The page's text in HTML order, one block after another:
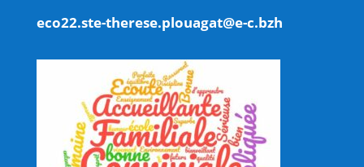
eco22.ste-therese.plouagat@e-c.bzh